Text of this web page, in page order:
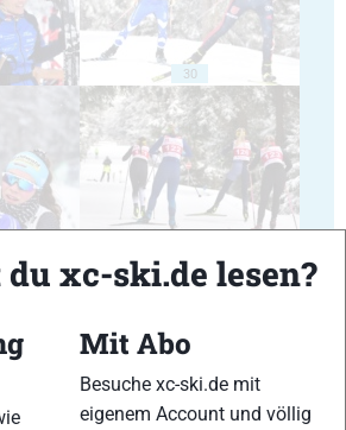
30
34
xc-ski.de lesen?
Mit Abo
Besuche xc-ski.de mit
eigenem Account und völlig